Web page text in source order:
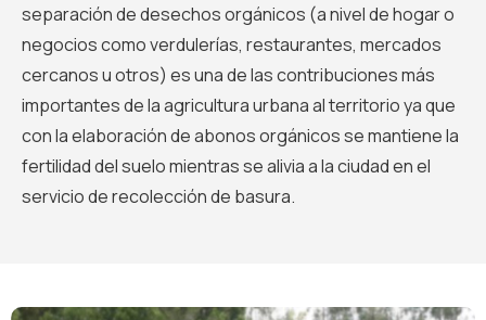
separación de desechos orgánicos (a nivel de hogar o
negocios como verdulerías, restaurantes, mercados
cercanos u otros) es una de las contribuciones más
importantes de la agricultura urbana al territorio ya que
con la elaboración de abonos orgánicos se mantiene la
fertilidad del suelo mientras se alivia a la ciudad en el
servicio de recolección de basura.